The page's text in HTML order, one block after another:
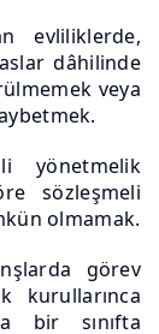
evliliklerde,
dâhilinde
veya
yönetmelik
sözleşmeli
olmamak.
görev
kurullarınca
bir sınıfta